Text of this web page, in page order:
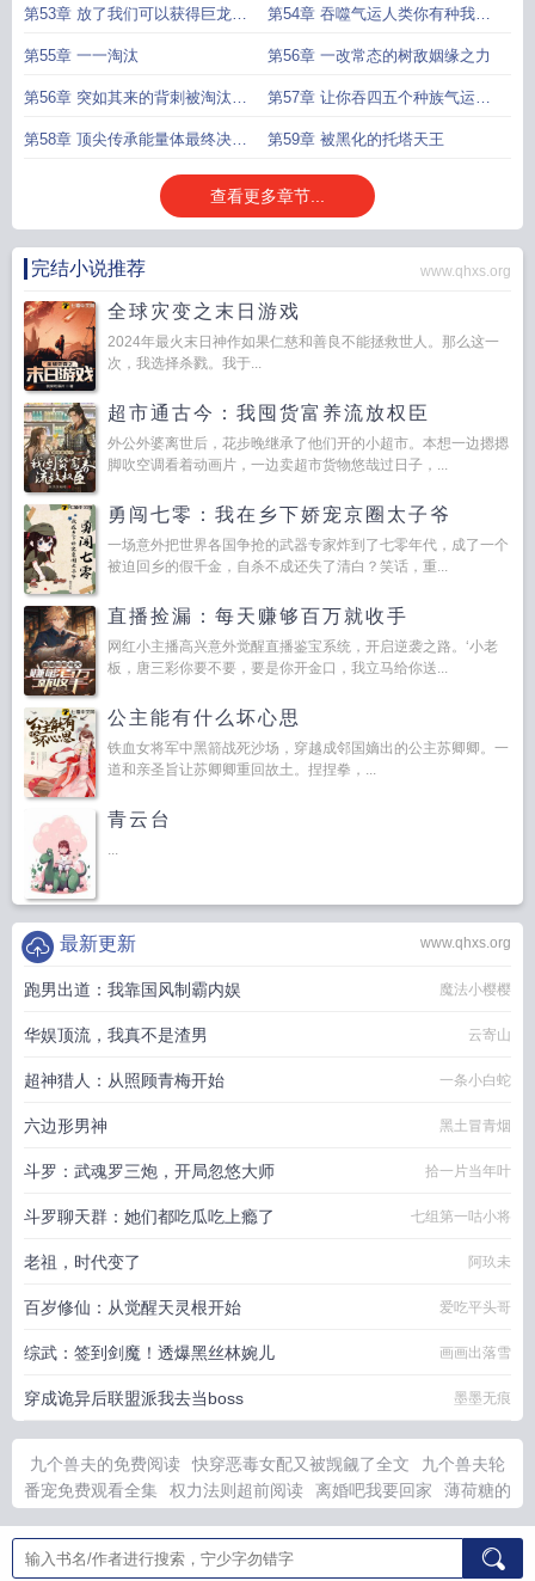
星瑶
第53章 放了我们可以获得巨龙族
的友谊三火聚顶
第54章 吞噬气运人类你有种我记
住你了
第55章 一一淘汰 第56章 一改常态的树敌姻缘之力
第56章 突如其来的背刺被淘汰的
泰坦巨人族
第57章 让你吞四五个种族气运你
吞四五十个种族气运
第58章 顶尖传承能量体最终决战 第59章 被黑化的托塔天王
查看更多章节...
完结小说推荐 www.qhxs.org
全球灾变之末日游戏
2024年最火末日神作如果仁慈和善良不能拯救世人。那么这一
次，我选择杀戮。我于...
超市通古今：我囤货富养流放权臣
外公外婆离世后，花步晚继承了他们开的小超市。本想一边摁摁
脚吹空调看着动画片，一边卖超市货物悠哉过日子，...
勇闯七零：我在乡下娇宠京圈太子爷
一场意外把世界各国争抢的武器专家炸到了七零年代，成了一个
被迫回乡的假千金，自杀不成还失了清白？笑话，重...
直播捡漏：每天赚够百万就收手
网红小主播高兴意外觉醒直播鉴宝系统，开启逆袭之路。‘小老
板，唐三彩你要不要，要是你开金口，我立马给你送...
公主能有什么坏心思
铁血女将军中黑箭战死沙场，穿越成邻国嫡出的公主苏卿卿。一
道和亲圣旨让苏卿卿重回故土。捏捏拳，...
青云台
...
www.qhxs.org
最新更新
跑男出道：我靠国风制霸内娱 魔法小樱樱
华娱顶流，我真不是渣男 云寄山
超神猎人：从照顾青梅开始 一条小白蛇
六边形男神 黑土冒青烟
斗罗：武魂罗三炮，开局忽悠大师 拾一片当年叶
斗罗聊天群：她们都吃瓜吃上瘾了 七组第一咕小将
老祖，时代变了 阿玖未
百岁修仙：从觉醒天灵根开始 爱吃平头哥
综武：签到剑魔！透爆黑丝林婉儿 画画出落雪
穿成诡异后联盟派我去当boss 墨墨无痕
九个兽夫的免费阅读 快穿恶毒女配又被觊觎了全文
九个兽夫轮
番宠免费观看全集
权力法则超前阅读 离婚吧我要回家
薄荷糖的
节更新
容微月傅蔺征无声炽热百度
九个兽夫轮番宠最新更新内
容
离婚吧我们59免费阅读 暗燃免费 容微月傅蔺征无声炽热慕